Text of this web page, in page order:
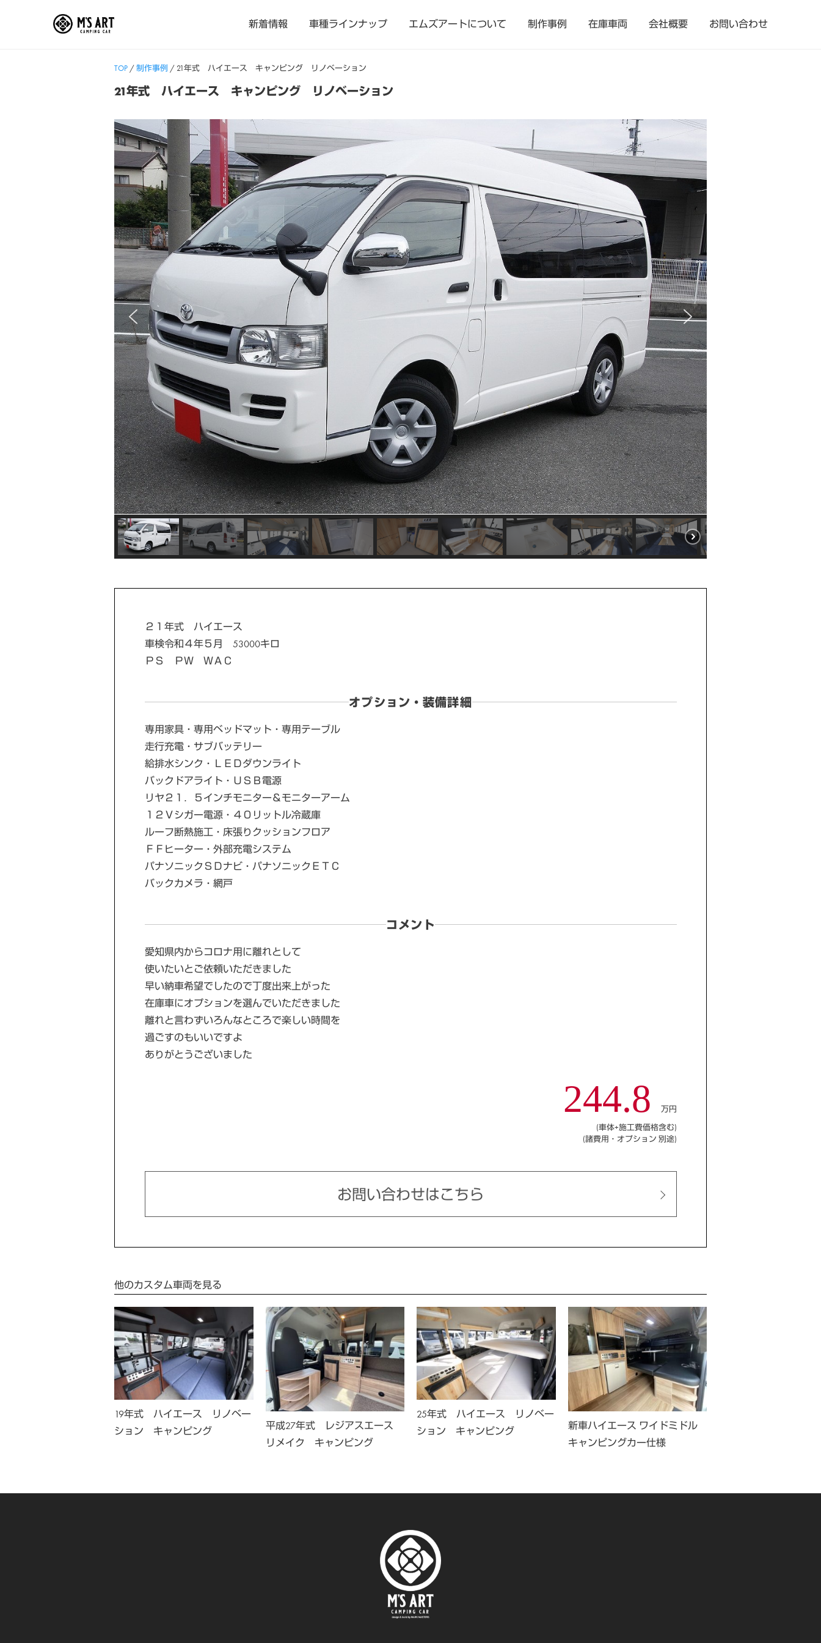
新着情報 車種ラインナップ エムズアートについて 制作事例 在庫車両 会社概要 お問い合わせ
TOP /制作事例 / 21年式 ハイエース キャンピング リノベーション
21年式 ハイエース キャンピング リノベーション
２１年式 ハイエース
車検令和４年５月 53000キロ
ＰＳ ＰＷ ＷＡＣ
オプション・装備詳細
専用家具・専用ベッドマット・専用テーブル
走行充電・サブバッテリー
給排水シンク・ＬＥＤダウンライト
バックドアライト・ＵＳＢ電源
リヤ２１．５インチモニター＆モニターアーム
１２Ｖシガー電源・４０リットル冷蔵庫
ルーフ断熱施工・床張りクッションフロア
ＦＦヒーター・外部充電システム
パナソニックＳＤナビ・パナソニックＥＴＣ
バックカメラ・網戸
コメント
愛知県内からコロナ用に離れとして
使いたいとご依頼いただきました
早い納車希望でしたので丁度出来上がった
在庫車にオプションを選んでいただきました
離れと言わずいろんなところで楽しい時間を
過ごすのもいいですよ
ありがとうございました
244.8
万円
(車体+施工費価格含む)
(諸費用・オプション 別途)
お問い合わせはこちら
他のカスタム車両を見る
19年式 ハイエース リノベー
ション キャンピング
平成27年式 レジアスエース
リメイク キャンピング
25年式 ハイエース リノベー
ション キャンピング
新車ハイエース ワイドミドル
キャンピングカー仕様